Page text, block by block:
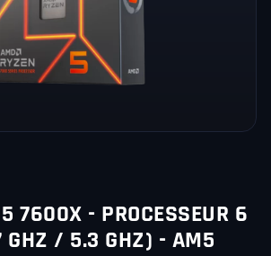
7600X - PROCESSEUR 6
GHZ / 5.3 GHZ) - AM5